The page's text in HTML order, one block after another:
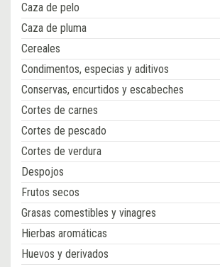
Caza de pelo
Caza de pluma
Cereales
Condimentos, especias y aditivos
Conservas, encurtidos y escabeches
Cortes de carnes
Cortes de pescado
Cortes de verdura
Despojos
Frutos secos
Grasas comestibles y vinagres
Hierbas aromáticas
Huevos y derivados